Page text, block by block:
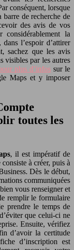
conséquent, lorsque
de recherche de
des avis de vos
considérablement la
l’espoir d’attirer
sachez que les avis
visibles par les autres
plus d’infos sur le
Maps et y imposer
toutes les
, il est impératif de
à créer, puis à
Dès le début,
communiquées
vous renseigner et
remplir le formulaire
prendre le temps de
que celui-ci ne
Ensuite, vérifiez
d’avoir la certitude
d’inscription est